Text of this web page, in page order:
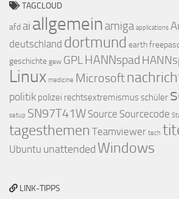
TAGCLOUD
afd ai allgemein amiga applications
deutschland dortmund earth
geschichte gew GPLHANNspad
Linux medicine Microsoft
politik polizei rechtsextremismusschüler
setup SN97T41W Source Sourcecode
tagesthemen Teamviewer tech
Ubuntu unattended Windows
LINK-TIPPS